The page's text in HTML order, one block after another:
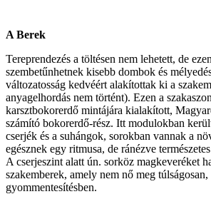
A Berek
Tereprendezés a töltésen nem lehetett, de
szembetűnhetnek kisebb dombok és
változatosság kedvéért alakítottak ki a
anyagelhordás nem történt). Ezen a
karsztbokorerdő mintájára kialakított,
számító bokorerdő-rész. Itt modulokban
cserjék és a suhángok, sorokban vannak a
egésznek egy ritmusa, de ránézve
A cserjeszint alatt ún. sorköz magkeveréket
szakemberek, amely nem nő meg túlságosan,
gyommentesítésben.